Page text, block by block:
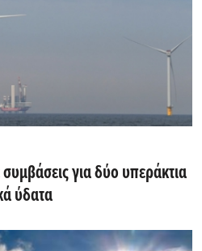
για δύο υπεράκτια
ύδατα